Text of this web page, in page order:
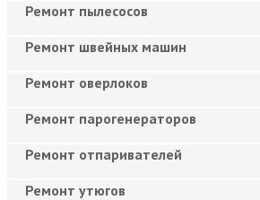
Ремонт пылесосов
Ремонт швейных машин
Ремонт оверлоков
Ремонт парогенераторов
Ремонт отпаривателей
Ремонт утюгов